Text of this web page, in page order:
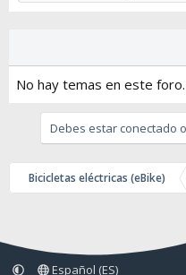
No hay temas en este foro.
Debes estar conectado
Bicicletas eléctricas (eBike)
Español (ES)